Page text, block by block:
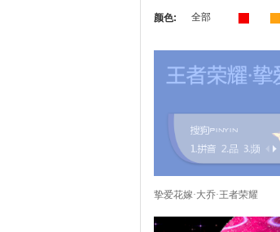
颜色:
全部
挚爱花嫁·大乔·王者荣耀